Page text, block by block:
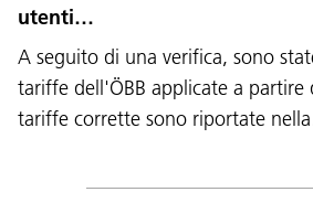
utenti…
A seguito di una verifica, sono
tariffe dell'ÖBB applicate a partire
tariffe corrette sono riportate